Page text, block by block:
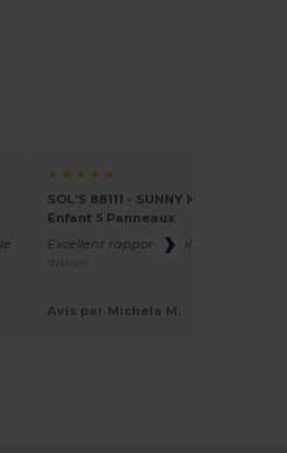
★ ★ ★ ★ ★
SOL'S 88111 - SUNNY KIDS
Enfant 5 Panneaux
Excellent rapport qualité/prix
Avis par Michela M.